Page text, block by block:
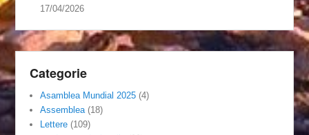
17/04/2026
Categorie
Asamblea Mundial 2025 (4)
Assemblea (18)
Lettere (109)